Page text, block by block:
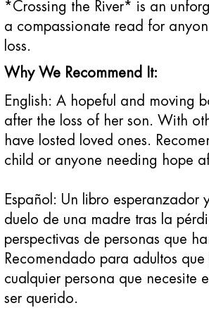
*Crossing the River* is an
a compassionate read for
loss.
Why We Recommend It:
English: A hopeful and moving
after the loss of her son. With
have losted loved ones.
child or anyone needing hope
Español: Un libro
duelo de una madre tras la
perspectivas de personas que
Recomendado para adultos
cualquier persona que necesite
ser querido.